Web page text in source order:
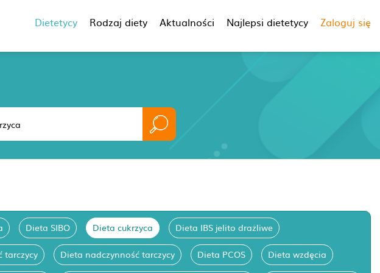
Dietetycy Rodzaj diety Aktualności Najlepsi dietetycy Zaloguj się
Dieta SIBO Dieta cukrzyca Dieta IBS jelito drażliwe
tarczycy Dieta nadczynność tarczycy Dieta PCOS Dieta wzdęcia